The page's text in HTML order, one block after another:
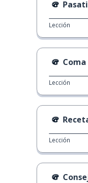
Lección
Coma
Lección
Lección